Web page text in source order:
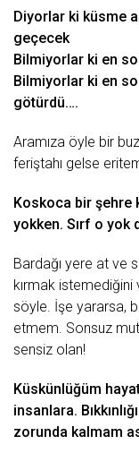
Diyorlar ki küsme
geçecek
Bilmiyorlar ki en
Bilmiyorlar ki en
götürdü….
Aramıza öyle bir
feriştahı gelse
Koskoca bir şehre
yokken. Sırf o yok
Bardağı yere at ve
kırmak
söyle. İşe yararsa,
etmem. Sonsuz
sensiz olan!
Küskünlüğüm
insanlara.
zorunda kalmam